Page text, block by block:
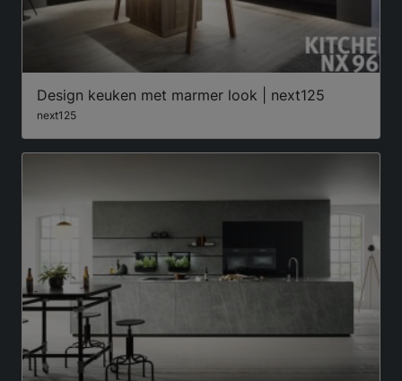
Design keuken met marmer look | next125
next125